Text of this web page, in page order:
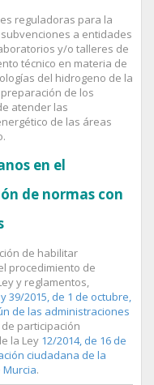
reguladoras para la
a entidades
y/o talleres de
técnico en materia de
del hidrogeno de la
de los
atender las
de las áreas
en el
de normas con
de habilitar
procedimiento de
y reglamentos,
39/2015, de 1 de octubre,
de las administraciones
participación
la Ley 12/2014, de 16 de
ciudadana de la
Murcia.